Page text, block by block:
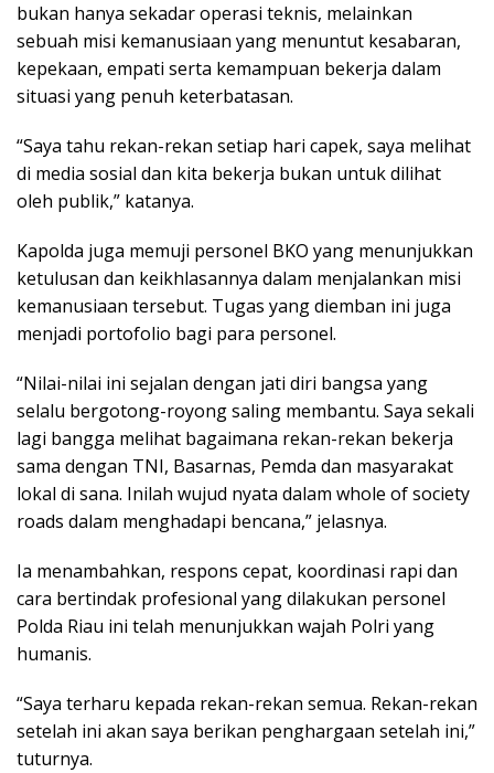
bukan hanya sekadar operasi teknis, melainkan
sebuah misi kemanusiaan yang menuntut kesabaran,
kepekaan, empati serta kemampuan bekerja dalam
situasi yang penuh keterbatasan.
“Saya tahu rekan-rekan setiap hari capek, saya melihat
di media sosial dan kita bekerja bukan untuk dilihat
oleh publik,” katanya.
Kapolda juga memuji personel BKO yang menunjukkan
ketulusan dan keikhlasannya dalam menjalankan misi
kemanusiaan tersebut. Tugas yang diemban ini juga
menjadi portofolio bagi para personel.
“Nilai-nilai ini sejalan dengan jati diri bangsa yang
selalu bergotong-royong saling membantu. Saya sekali
lagi bangga melihat bagaimana rekan-rekan bekerja
sama dengan TNI, Basarnas, Pemda dan masyarakat
lokal di sana. Inilah wujud nyata dalam whole of society
roads dalam menghadapi bencana,” jelasnya.
Ia menambahkan, respons cepat, koordinasi rapi dan
cara bertindak profesional yang dilakukan personel
Polda Riau ini telah menunjukkan wajah Polri yang
humanis.
“Saya terharu kepada rekan-rekan semua. Rekan-rekan
setelah ini akan saya berikan penghargaan setelah ini,”
tuturnya.